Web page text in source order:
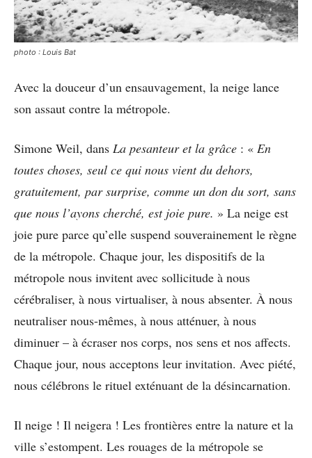
photo : Louis Bat
Avec la douceur d’un ensauvagement, la neige lance
son assaut contre la métropole.
Simone Weil, dans La pesanteur et la grâce : « En
toutes choses, seul ce qui nous vient du dehors,
gratuitement, par surprise, comme un don du sort, sans
que nous l’ayons cherché, est joie pure. » La neige est
joie pure parce qu’elle suspend souverainement le règne
de la métropole. Chaque jour, les dispositifs de la
métropole nous invitent avec sollicitude à nous
cérébraliser, à nous virtualiser, à nous absenter. À nous
neutraliser nous-mêmes, à nous atténuer, à nous
diminuer – à écraser nos corps, nos sens et nos affects.
Chaque jour, nous acceptons leur invitation. Avec piété,
nous célébrons le rituel exténuant de la désincarnation.
Il neige ! Il neigera ! Les frontières entre la nature et la
ville s’estompent. Les rouages de la métropole se